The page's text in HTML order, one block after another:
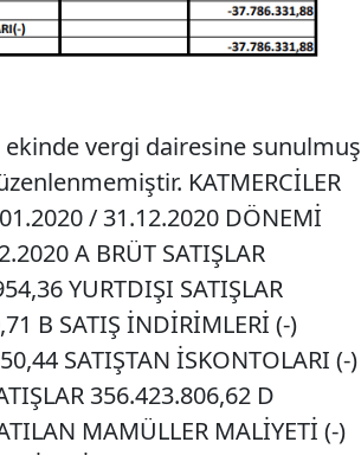
vergi dairesine sunulmuş
KATMERCİLER
/ 31.12.2020 DÖNEMİ
A BRÜT SATIŞLAR
YURTDIŞI SATIŞLAR
B SATIŞ İNDİRİMLERİ (-)
SATIŞTAN İSKONTOLARI (-)
356.423.806,62 D
MAMÜLLER MALİYETİ (-)